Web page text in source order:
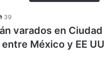
39
varados en Ciudad
México y EE UU